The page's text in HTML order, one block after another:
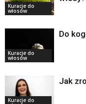
Kuracje do
włosów
Kuracje do
włosów
Do
Kuracje do
Jak